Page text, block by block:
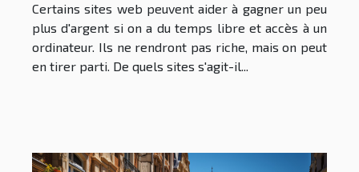
Certains sites web peuvent aider à gagner un peu
plus d'argent si on a du temps libre et accès à un
ordinateur. Ils ne rendront pas riche, mais on peut
en tirer parti. De quels sites s'agit-il...